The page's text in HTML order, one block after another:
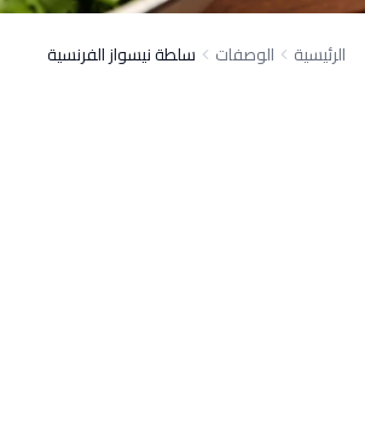
الرئيسية الوصفات سلطة نيسواز الفرنسية